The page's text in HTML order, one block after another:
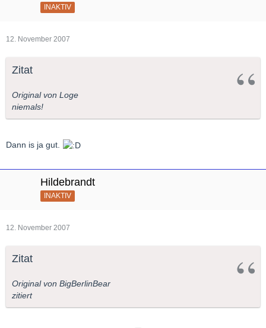
INAKTIV
12. November 2007
Zitat
Original von Loge
niemals!
Dann is ja gut.
Hildebrandt
INAKTIV
12. November 2007
Zitat
Original von BigBerlinBear
zitiert